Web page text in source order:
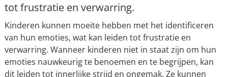
tot frustratie en verwarring.
Kinderen kunnen moeite hebben met het identificeren
van hun emoties, wat kan leiden tot frustratie en
verwarring. Wanneer kinderen niet in staat zijn om hun
emoties nauwkeurig te benoemen en te begrijpen, kan
dit leiden tot innerlijke strijd en ongemak. Ze kunnen